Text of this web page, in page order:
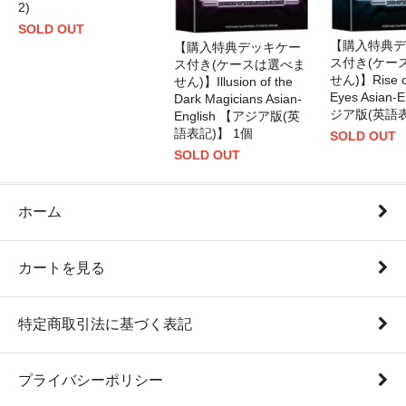
2)
SOLD OUT
【購入特典デッキケー
ス付き(ケースは選べま
せん)】Illusion of the
Dark Magicians Asian-
English 【アジア版(英
語表記)】 1個
SOLD OUT
【購入特典
ス付き(ケー
せん)】Rise
Eyes Asian-
ジア版(英語
SOLD OUT
ホーム
カートを見る
特定商取引法に基づく表記
プライバシーポリシー